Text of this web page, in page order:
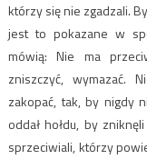
którzy się nie zgadzali.
jest to pokazane w
mówią: Nie ma
zniszczyć, wymazać.
zakopać, tak, by nigdy
oddał hołdu, by
sprzeciwiali, którzy